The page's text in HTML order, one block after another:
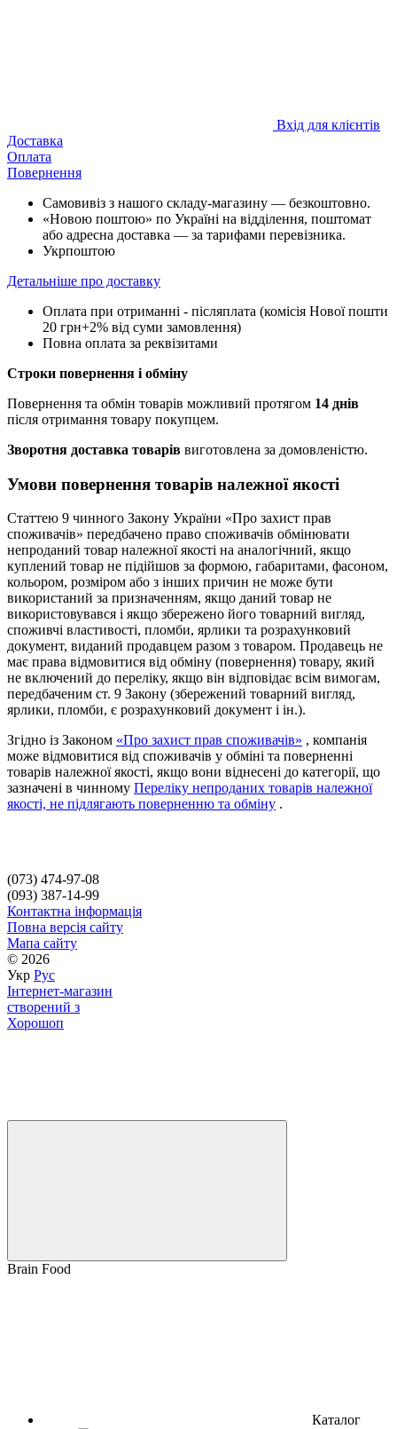
Вхід для клієнтів
Доставка
Оплата
Повернення
Самовивіз з нашого складу-магазину — безкоштовно.
«Новою поштою» по Україні на відділення, поштомат
або адресна доставка — за тарифами перевізника.
Укрпоштою
Детальніше про доставку
Оплата при отриманні - післяплата (комісія Нової пошти
20 грн+2% від суми замовлення)
Повна оплата за реквізитами
Строки повернення і обміну
Повернення та обмін товарів можливий протягом 14 днів
після отримання товару покупцем.
Зворотня доставка товарів виготовлена ​​за домовленістю.
Умови повернення товарів належної якості
Статтею 9 чинного Закону України «Про захист прав
споживачів» передбачено право споживачів обмінювати
непроданий товар належної якості на аналогічний, якщо
куплений товар не підійшов за формою, габаритами, фасоном,
кольором, розміром або з інших причин не може бути
використаний за призначенням, якщо даний товар не
використовувався і якщо збережено його товарний вигляд,
споживчі властивості, пломби, ярлики та розрахунковий
документ, виданий продавцем разом з товаром. Продавець не
має права відмовитися від обміну (повернення) товару, який
не включений до переліку, якщо він відповідає всім вимогам,
передбаченим ст. 9 Закону (збережений товарний вигляд,
ярлики, пломби, є розрахунковий документ і ін.).
Згідно із Законом «Про захист прав споживачів» , компанія
може відмовитися від споживачів у обміні та поверненні
товарів належної якості, якщо вони віднесені до категорії, що
зазначені в чинному Переліку непроданих товарів належної
якості, не підлягають поверненню та обміну .
(073) 474-97-08
(093) 387-14-99
Контактна інформація
Повна версія сайту
Мапа сайту
© 2026
Укр Рус
Інтернет-магазин
створений з
Хорошоп
Brain Food
Каталог